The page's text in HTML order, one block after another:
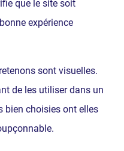
que le site soit
expérience
sont visuelles.
de les utiliser dans un
bien choisies ont elles